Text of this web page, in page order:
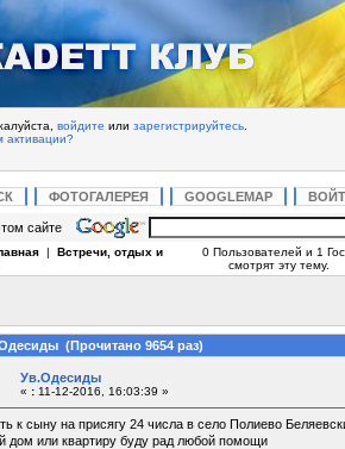
войдите или зарегистрируйтесь
активации?
ФОТОГАЛЕРЕЯ GOOGLEMAP
сайте
| Встречи, отдых и
0 Пользователей и 1
смотрят эту тему.
(Прочитано 9654 раз)
Ув.Одесиды
« : 11-12-2016, 16:03:39 »
к сыну на присягу 24 числа в село Полиево
дом или квартиру буду рад любой помощи